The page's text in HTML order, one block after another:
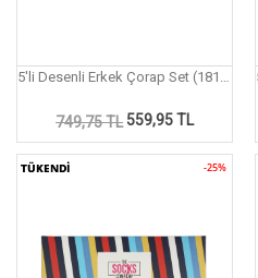
749,75 TL 559,95 TL
TÜKENDİ
TÜKENDİ -25%